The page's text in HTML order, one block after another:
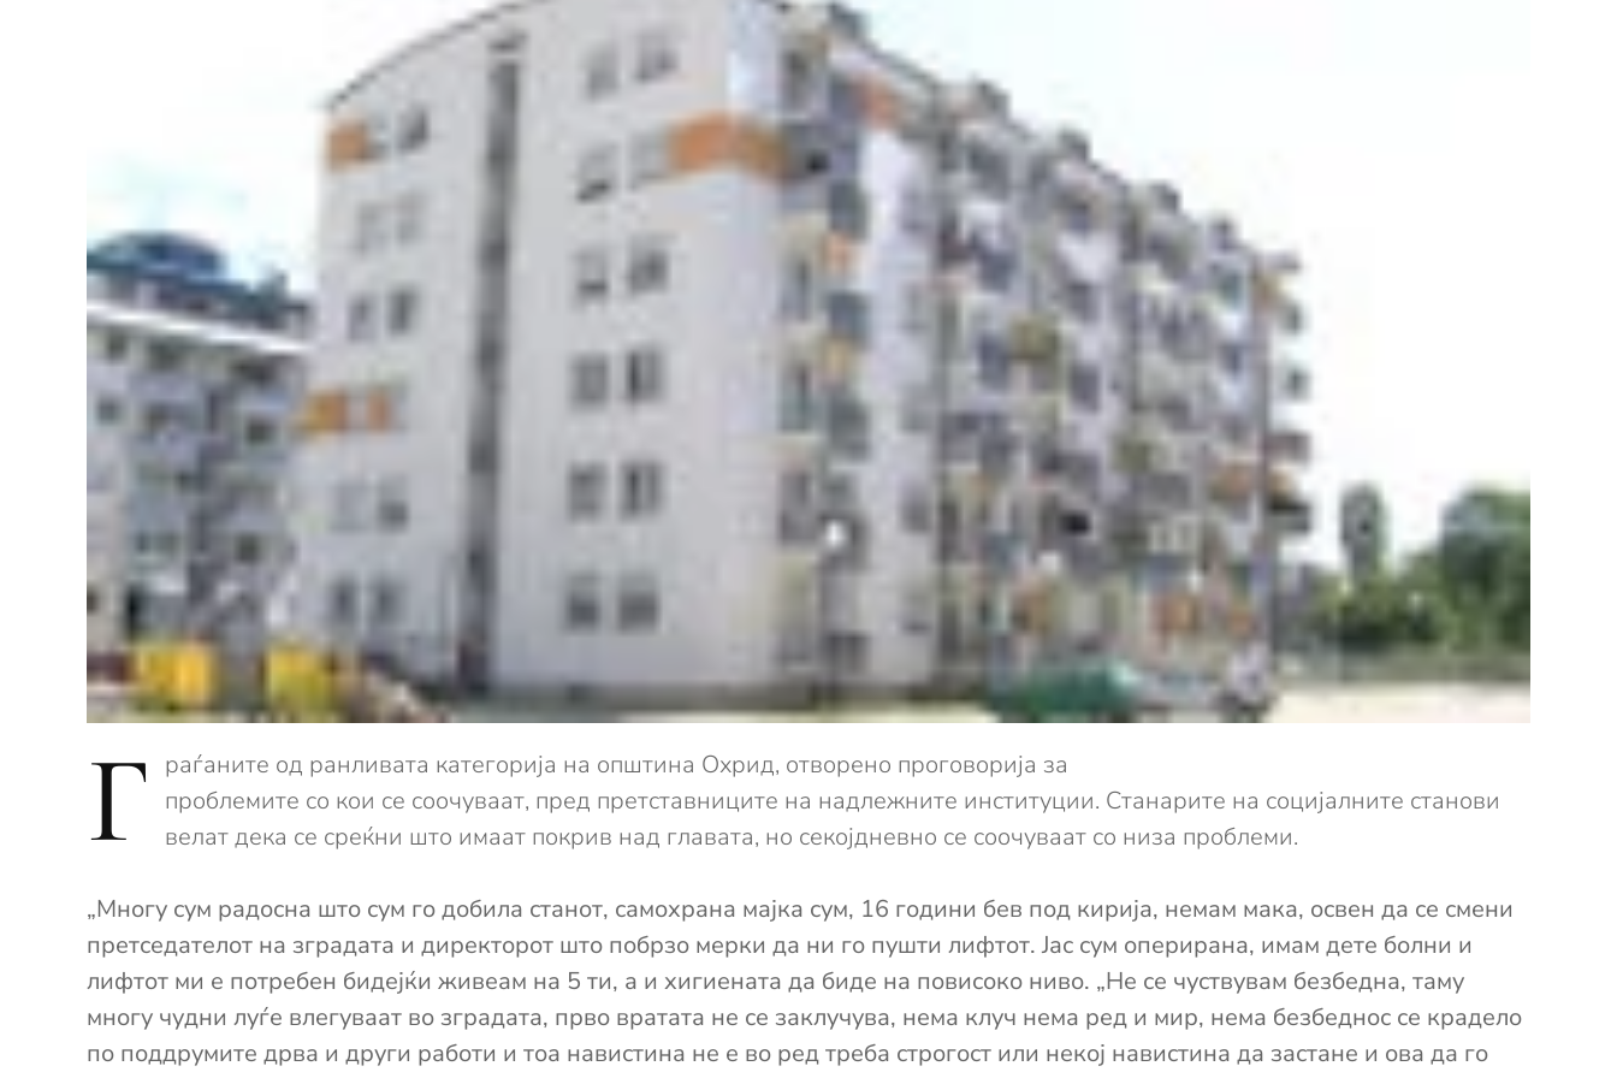
Г
раѓаните од ранливата категорија на општина Охрид, отворено проговорија за
проблемите со кои се соочуваат, пред претставниците на надлежните институции. Станарите на социјалните станови
велат дека се среќни што имаат покрив над главата, но секојдневно се соочуваат со низа проблеми.
„Многу сум радосна што сум го добила станот, самохрана мајка сум, 16 години бев под кирија, немам мака, освен да се смени
претседателот на зградата и директорот што побрзо мерки да ни го пушти лифтот. Јас сум оперирана, имам дете болни и
лифтот ми е потребен бидејќи живеам на 5 ти, а и хигиената да биде на повисоко ниво. „Не се чуствувам безбедна, таму
многу чудни луѓе влегуваат во зградата, прво вратата не се заклучува, нема клуч нема ред и мир, нема безбеднос се крадело
по поддрумите дрва и други работи и тоа навистина не е во ред треба строгост или некој навистина да застане и ова да го